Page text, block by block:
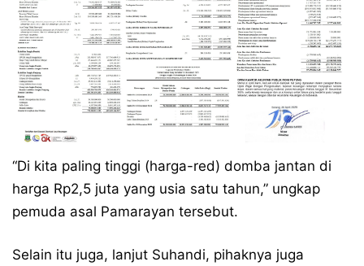
“Di kita paling tinggi (harga-red) domba jantan di
harga Rp2,5 juta yang usia satu tahun,” ungkap
pemuda asal Pamarayan tersebut.
Selain itu juga, lanjut Suhandi, pihaknya juga